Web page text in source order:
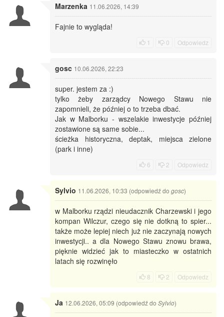
Marzenka 11.06.2026, 14:39
Fajnie to wygląda!
1 0 Odpowiedz
gosc 10.06.2026, 22:23
super. jestem za :)
tylko żeby zarządcy Nowego Stawu nie
zapomnieli, że później o to trzeba dbać.
Jak w Malborku - wszelakie inwestycje później
zostawione są same sobie...
ścieżka historyczna, deptak, miejsca zielone
(park i inne)
6 2 Odpowiedz
Sylvio 11.06.2026, 10:33 (odpowiedź do gosc)
w Malborku rządzi nieudacznik Charzewski i jego
kompan Wilczur, czego się nie dotkną to spier...
także może lepiej niech już nie zaczynają nowych
inwestycji.. a dla Nowego Stawu znowu brawa,
pięknie widzieć jak to miasteczko w ostatnich
latach się rozwinęło
8 2 Odpowiedz
Ja 12.06.2026, 05:09 (odpowiedź do Sylvio)